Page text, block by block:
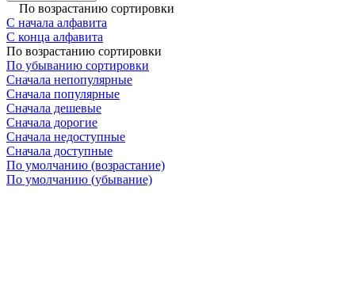
По возрастанию сортировки
С начала алфавита
С конца алфавита
По возрастанию сортировки
По убыванию сортировки
Сначала непопулярные
Сначала популярные
Сначала дешевые
Сначала дорогие
Сначала недоступные
Сначала доступные
По умолчанию (возрастание)
По умолчанию (убывание)